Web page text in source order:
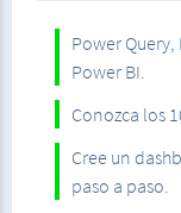
Veremos como
hojas de Excel
vista.
Inmovilizaremos
perfectamente
Power
Power BI.
Conozca los
Cree un
paso a paso.